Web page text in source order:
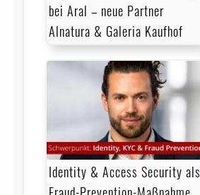
bei Aral – neue Partner
Alnatura & Galeria Kaufhof
Identity & Access Security als